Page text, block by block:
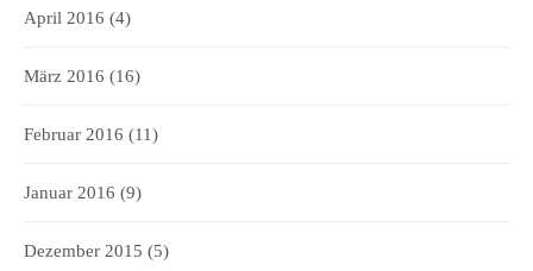
April 2016 (4)
März 2016 (16)
Februar 2016 (11)
Januar 2016 (9)
Dezember 2015 (5)